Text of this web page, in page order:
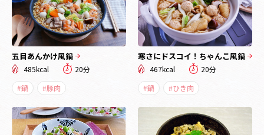
五目あんかけ風鍋
485kcal
20分
#鍋
#豚肉
寒さにドスコイ！ちゃんこ風鍋
467kcal
20分
#鍋
#ひき肉